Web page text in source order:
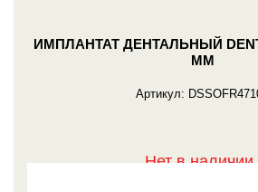
ИМПЛАНТАТ ДЕНТАЛЬНЫЙ
ММ
Артикул:
Нет в наличии